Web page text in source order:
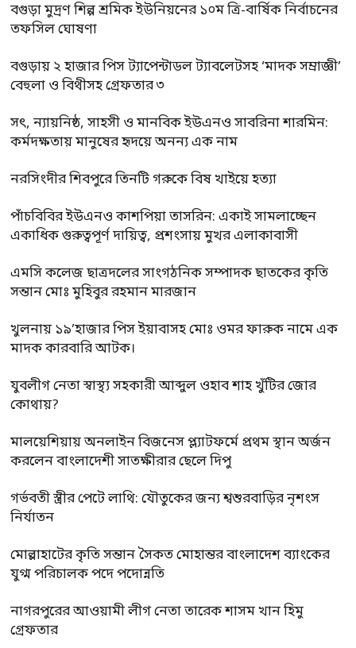
বগুড়া মুদ্রণ শিল্প শ্রমিক ইউনিয়নের ১০ম ত্রি-বার্ষিক নির্বাচনের
তফসিল ঘোষণা
বগুড়ায় ২ হাজার পিস ট্যাপেন্টাডল ট্যাবলেটসহ ‘মাদক সম্রাজ্ঞী’
বেহুলা ও বিথীসহ গ্রেফতার ৩
সৎ, ন্যায়নিষ্ঠ, সাহসী ও মানবিক ইউএনও সাবরিনা শারমিন:
কর্মদক্ষতায় মানুষের হৃদয়ে অনন্য এক নাম
নরসিংদীর শিবপুরে তিনটি গরুকে বিষ খাইয়ে হত্যা
পাঁচবিবির ইউএনও কাশপিয়া তাসরিন: একাই সামলাচ্ছেন
একাধিক গুরুত্বপূর্ণ দায়িত্ব, প্রশংসায় মুখর এলাকাবাসী
এমসি কলেজ ছাত্রদলের সাংগঠনিক সম্পাদক ছাতকের কৃতি
সন্তান মোঃ মুহিবুর রহমান মারজান
খুলনায় ১৯’হাজার পিস ইয়াবাসহ মোঃ ওমর ফারুক নামে এক
মাদক কারবারি আটক।
যুবলীগ নেতা স্বাস্থ্য সহকারী আব্দুল ওহাব শাহ খুঁটির জোর
কোথায়?
মালয়েশিয়ায় অনলাইন বিজনেস প্ল্যাটফর্মে প্রথম স্থান অর্জন
করলেন বাংলাদেশী সাতক্ষীরার ছেলে দিপু
গর্ভবতী স্ত্রীর পেটে লাথি: যৌতুকের জন্য শ্বশুরবাড়ির নৃশংস
নির্যাতন
মোল্লাহাটের কৃতি সন্তান সৈকত মোহান্তর বাংলাদেশ ব্যাংকের
যুগ্ম পরিচালক পদে পদোন্নতি
নাগরপুরের আওয়ামী লীগ নেতা তারেক শাসম খান হিমু
গ্রেফতার